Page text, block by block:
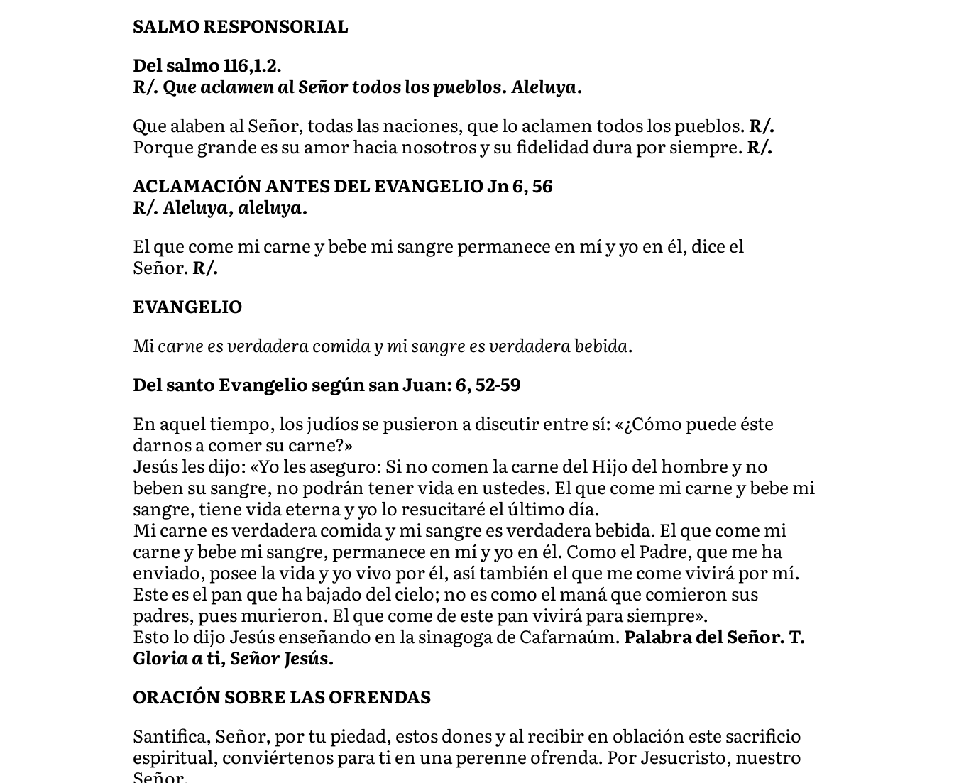
SALMO RESPONSORIAL
Del salmo 116,1.2.
R/. Que aclamen al Señor todos los pueblos. Aleluya.
Que alaben al Señor, todas las naciones, que lo aclamen todos los pueblos.R/.
Porque grande es su amor hacia nosotros y su fidelidad dura por siempre.R/.
ACLAMACIÓN ANTES DEL EVANGELIO Jn 6, 56
R/. Aleluya, aleluya.
El que come mi carne y bebe mi sangre permanece en mí y yo en él, dice el
Señor.R/.
EVANGELIO
Mi carne es verdadera comida y mi sangre es verdadera bebida.
Del santo Evangelio según san Juan: 6, 52-59
En aquel tiempo, los judíos se pusieron a discutir entre sí: «¿Cómo puede éste
darnos a comer su carne?»
Jesús les dijo: «Yo les aseguro: Si no comen la carne del Hijo del hombre y no
beben su sangre, no podrán tener vida en ustedes. El que come mi carne y bebe mi
sangre, tiene vida eterna y yo lo resucitaré el último día.
Mi carne es verdadera comida y mi sangre es verdadera bebida. El que come mi
carne y bebe mi sangre, permanece en mí y yo en él. Como el Padre, que me ha
enviado, posee la vida y yo vivo por él, así también el que me come vivirá por mí.
Este es el pan que ha bajado del cielo; no es como el maná que comieron sus
padres, pues murieron. El que come de este pan vivirá para siempre».
Esto lo dijo Jesús enseñando en la sinagoga de Cafarnaúm. Palabra del Señor.T.
Gloria a ti, Señor Jesús.
ORACIÓN SOBRE LAS OFRENDAS
Santifica, Señor, por tu piedad, estos dones y al recibir en oblación este sacrificio
espiritual, conviértenos para ti en una perenne ofrenda. Por Jesucristo, nuestro
Señor.